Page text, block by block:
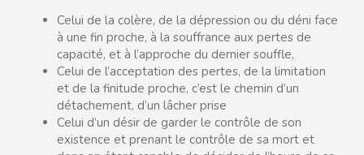
Celui de la colère, de la dépression ou du déni face
à une fin proche, à la souffrance aux pertes de
capacité, et à l’approche du dernier souffle,
Celui de l’acceptation des pertes, de la limitation
et de la finitude proche, c’est le chemin d’un
détachement, d’un lâcher prise
Celui d’un désir de garder le contrôle de son
existence et prenant le contrôle de sa mort et